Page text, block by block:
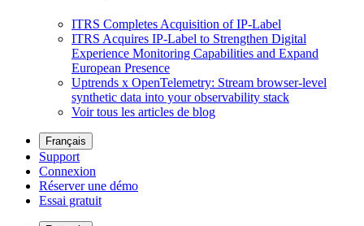
ITRS Completes Acquisition of IP-Label
ITRS Acquires IP-Label to Strengthen Digital
Experience Monitoring Capabilities and Expand
European Presence
Uptrends x OpenTelemetry: Stream browser-level
synthetic data into your observability stack
Voir tous les articles de blog
Français
Support
Connexion
Réserver une démo
Essai gratuit